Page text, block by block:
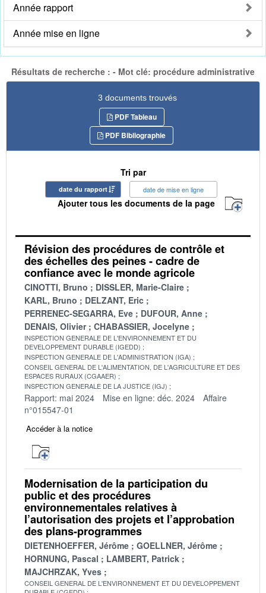
Année rapport
Année mise en ligne
Résultats de recherche : - Mot clé: procédure administrative
3 documents trouvés
PDF Tableau
PDF Bibliographie
Tri par
date du rapport date de mise en ligne
Ajouter tous les documents de la page
Révision des procédures de contrôle et
des échelles des peines - cadre de
confiance avec le monde agricole
CINOTTI, Bruno
DISSLER, Marie-Claire
KARL, Bruno
DELZANT, Eric
PERRENEC-SEGARRA, Eve
DUFOUR, Anne
DENAIS, Olivier
CHABASSIER, Jocelyne
INSPECTION GENERALE DE L'ENVIRONNEMENT ET DU
DEVELOPPEMENT DURABLE (IGEDD)
INSPECTION GENERALE DE L'ADMINISTRATION (IGA)
CONSEIL GENERAL DE L'ALIMENTATION, DE L'AGRICULTURE ET DES
ESPACES RURAUX (CGAAER)
INSPECTION GENERALE DE LA JUSTICE (IGJ)
Rapport: mai 2024 Mise en ligne: déc. 2024
Affaire
n°015547-01
Accéder à la notice
Modernisation de la participation du
public et des procédures
environnementales relatives à
l’autorisation des projets et l’approbation
des plans-programmes
DIETENHOEFFER, Jérôme
GOELLNER, Jérôme
HORNUNG, Pascal
LAMBERT, Patrick
MAJCHRZAK, Yves
CONSEIL GENERAL DE L'ENVIRONNEMENT ET DU DEVELOPPEMENT